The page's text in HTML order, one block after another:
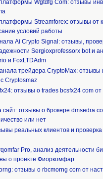
Wgtdfg Com: отзывы
Streamforex: отзывы от
условий работы
Ai Crypto Signal: отзывы,
Sergioxprofessorx bot и
и FoxLTDAdm
трейдера CryptoMax: отзывы
Cryptosmaz
отзывы о trades bcsfx24 com
сайт: отзывы о брокере dmsedra
или нет
реальных клиентов и проверка
Pro, анализ деятельности
о проекте Фиоркомфар
отзывы о rbcmorng com от